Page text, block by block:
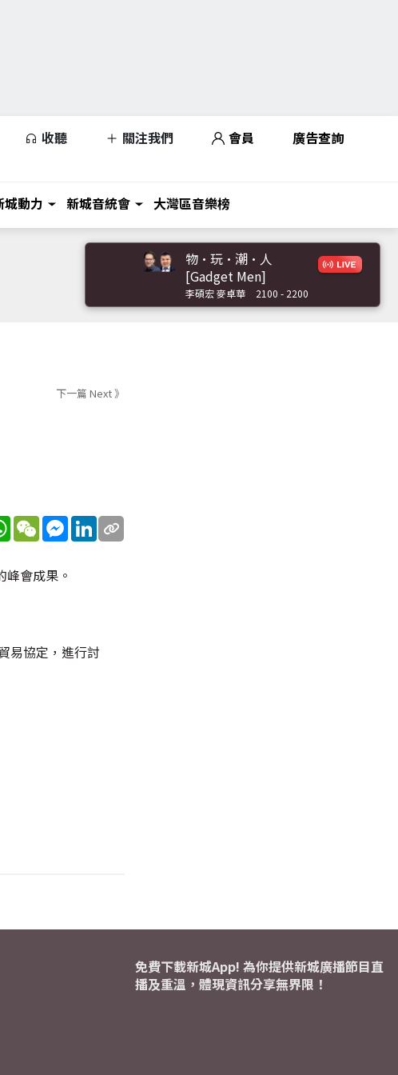
收聽 關注我們 會員 廣告查詢
城動力 新城音統會 大灣區音樂榜
物·玩·潮·人
[Gadget Men]
李碩宏 麥卓華 2100 - 2200
下一篇 Next 》
WhatsApp
WeChatMessenger
LinkedIn
會成果。
易協定，進行討
免費下載新城App! 為你提供新城廣播節目直
播及重溫，體現資訊分享無界限！